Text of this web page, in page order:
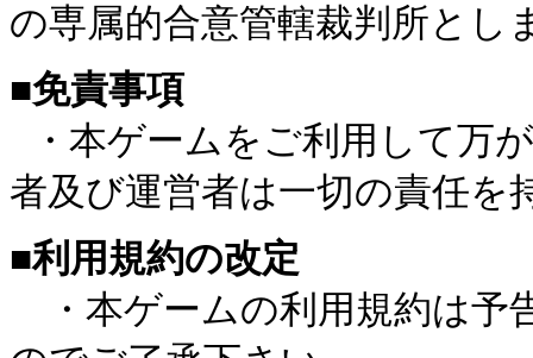
の専属的合意管轄裁判所とし
■免責事項
・本ゲームをご利用して万
者及び運営者は一切の責任を
■利用規約の改定
・本ゲームの利用規約は予